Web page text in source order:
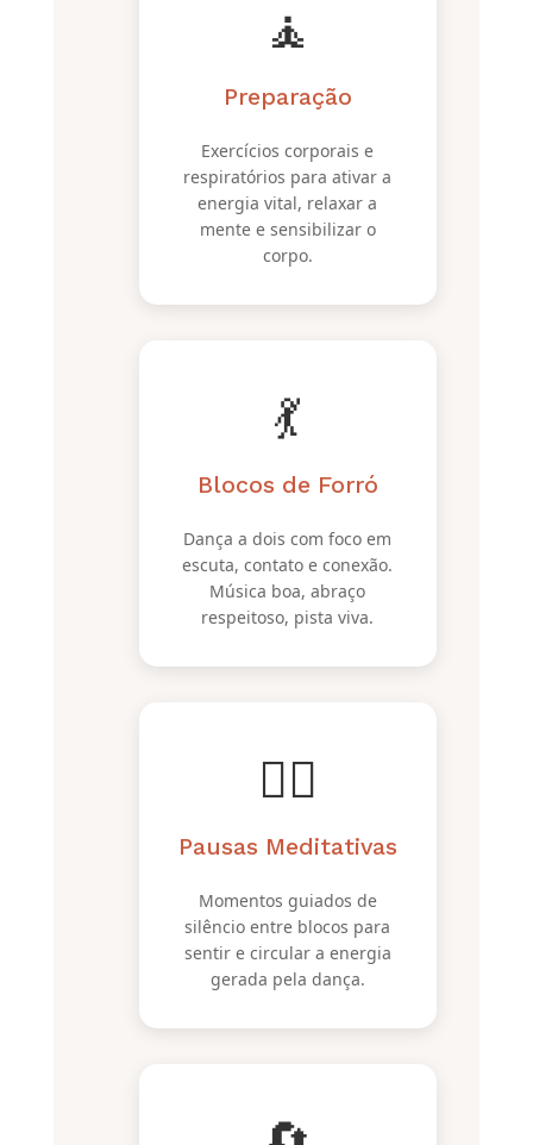
🧘
Preparação
Exercícios corporais e
respiratórios para ativar a
energia vital, relaxar a
mente e sensibilizar o
corpo.
💃
Blocos de Forró
Dança a dois com foco em
escuta, contato e conexão.
Música boa, abraço
respeitoso, pista viva.
🧘‍♀️
Pausas Meditativas
Momentos guiados de
silêncio entre blocos para
sentir e circular a energia
gerada pela dança.